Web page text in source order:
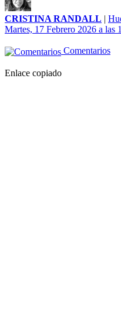
CRISTINA RANDALL |
Martes, 17 Febrero 2026 a las
Comentarios
Enlace copiado